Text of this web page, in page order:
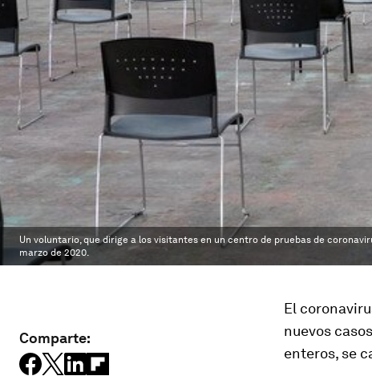
Un voluntario, que dirige a los visitantes en un centro de pruebas de
marzo de 2020.
Comparte:
El
nuevos
enteros, se